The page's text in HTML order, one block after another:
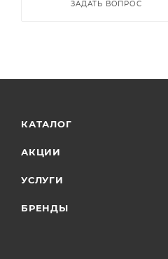
ЗАДАТЬ ВОПРОС
КАТАЛОГ
АКЦИИ
УСЛУГИ
БРЕНДЫ